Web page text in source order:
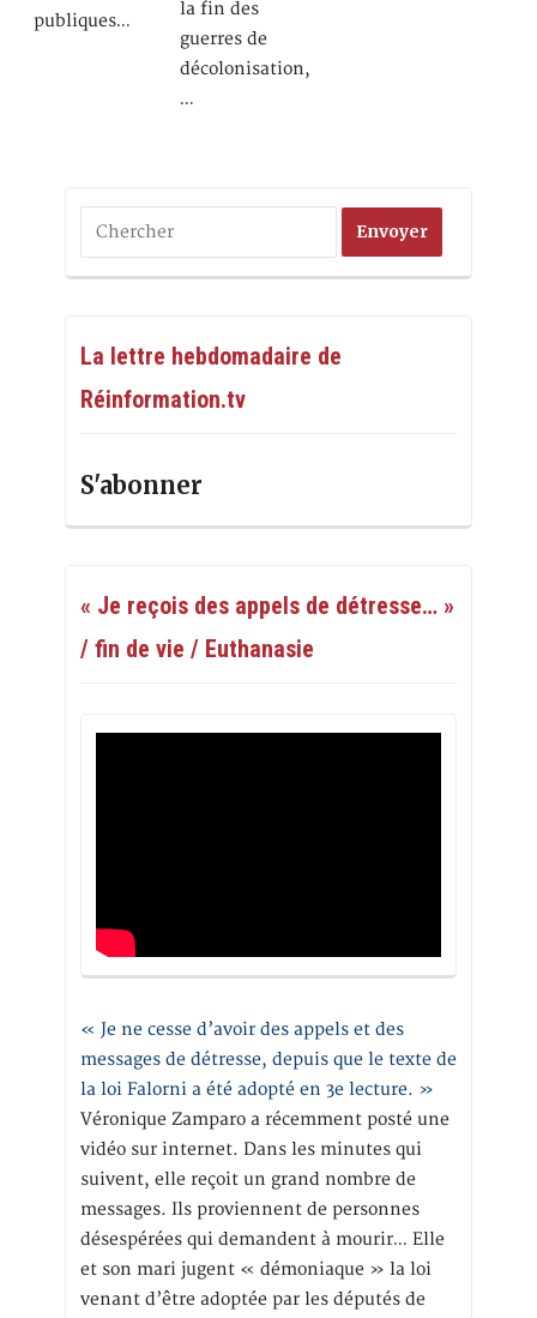
publiques…
la fin des
guerres de
décolonisation,
…
La lettre hebdomadaire de
Réinformation.tv
S'abonner
« Je reçois des appels de détresse… »
/ fin de vie / Euthanasie
« Je ne cesse d’avoir des appels et des
messages de détresse, depuis que le texte de
la loi Falorni a été adopté en 3e lecture. »
Véronique Zamparo a récemment posté une
vidéo sur internet. Dans les minutes qui
suivent, elle reçoit un grand nombre de
messages. Ils proviennent de personnes
désespérées qui demandent à mourir… Elle
et son mari jugent « démoniaque » la loi
venant d’être adoptée par les députés de